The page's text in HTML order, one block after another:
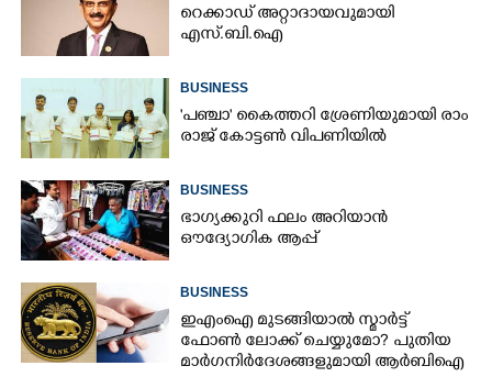
റെക്കാഡ് അറ്റാദായവുമായി
എസ്.ബി.ഐ
BUSINESS
'​പ​ഞ്ചാ​'​ ​കൈ​ത്ത​റി​ ​ശ്രേ​ണി​യു​മാ​യി​ ​രാം​
രാ​ജ് ​കോ​ട്ടൺ വിപണിയിൽ
BUSINESS
ഭാഗ്യക്കുറി ഫലം അറിയാൻ
ഔദ്യോഗിക ആപ്പ്
BUSINESS
ഇഎംഐ മുടങ്ങിയാൽ സ്മാർട്ട്
ഫോൺ ലോക്ക് ചെയ്യുമോ? പുതിയ
മാർഗനിർദേശങ്ങളുമായി ആർബിഐ